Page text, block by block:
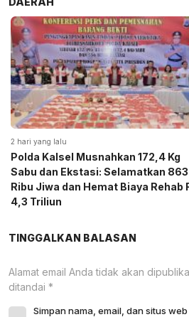
2 hari yang lalu
Polda Kalsel Musnahkan 172,4 Kg
Sabu dan Ekstasi: Selamatkan 863
Ribu Jiwa dan Hemat Biaya Rehab
4,3 Triliun
TINGGALKAN BALASAN
Alamat email Anda tidak akan
ditandai *
Simpan nama, email, dan situs